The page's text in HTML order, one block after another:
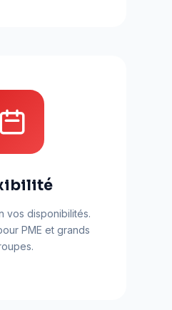
vos disponibilités.
PME et grands